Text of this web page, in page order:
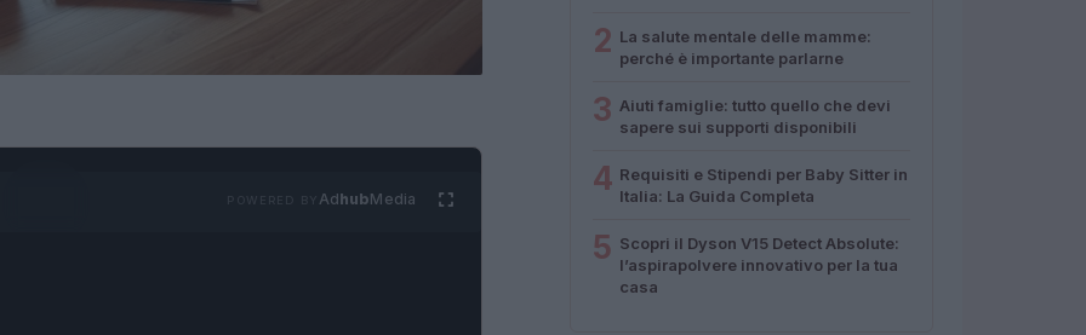
AdhubMedia
2 La salute mentale delle mamme:
perché è importante parlarne
3 Aiuti famiglie: tutto quello che devi
sapere sui supporti disponibili
4 Requisiti e Stipendi per Baby Sitter in
Italia: La Guida Completa
5 Scopri il Dyson V15 Detect Absolute:
l’aspirapolvere innovativo per la tua
casa